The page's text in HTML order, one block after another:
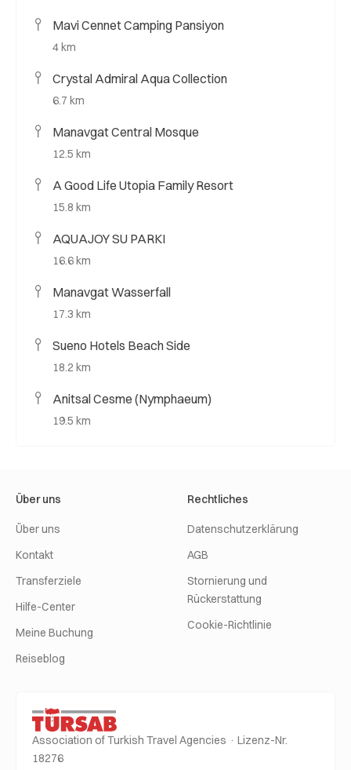
Mavi Cennet Camping Pansiyon
4 km
Crystal Admiral Aqua Collection
6.7 km
Manavgat Central Mosque
12.5 km
A Good Life Utopia Family Resort
15.8 km
AQUAJOY SU PARKI
16.6 km
Manavgat Wasserfall
17.3 km
Sueno Hotels Beach Side
18.2 km
Anitsal Cesme (Nymphaeum)
19.5 km
Über uns
Über uns
Kontakt
Transferziele
Hilfe-Center
Meine Buchung
Reiseblog
Rechtliches
Datenschutzerklärung
AGB
Stornierung und
Rückerstattung
Cookie-Richtlinie
Association of Turkish Travel Agencies · Lizenz-Nr.
18276